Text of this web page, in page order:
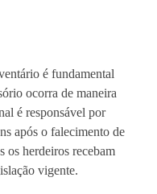
é fundamental
ocorra de maneira
é responsável por
após o falecimento de
os herdeiros recebam
vigente.